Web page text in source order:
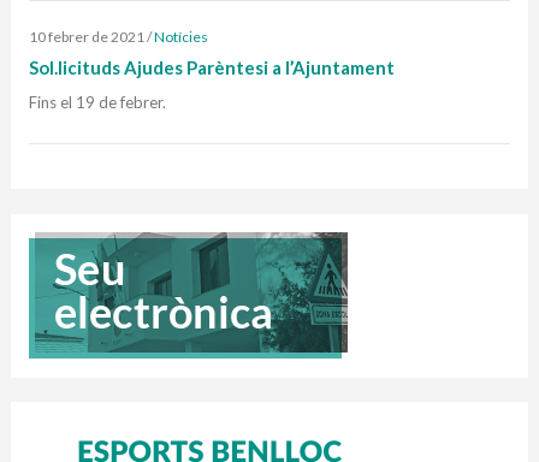
10 febrer de 2021/Notícies
Sol.licituds Ajudes Parèntesi a l’Ajuntament
Fins el 19 de febrer.